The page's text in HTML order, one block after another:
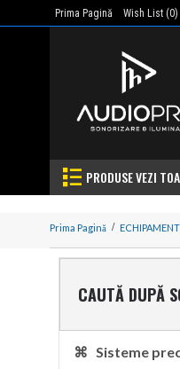
Prima Pagină Wish List (0)
PRODUSE VEZI
Prima Pagină
CAUTĂ DUPĂ
⌘ Sisteme